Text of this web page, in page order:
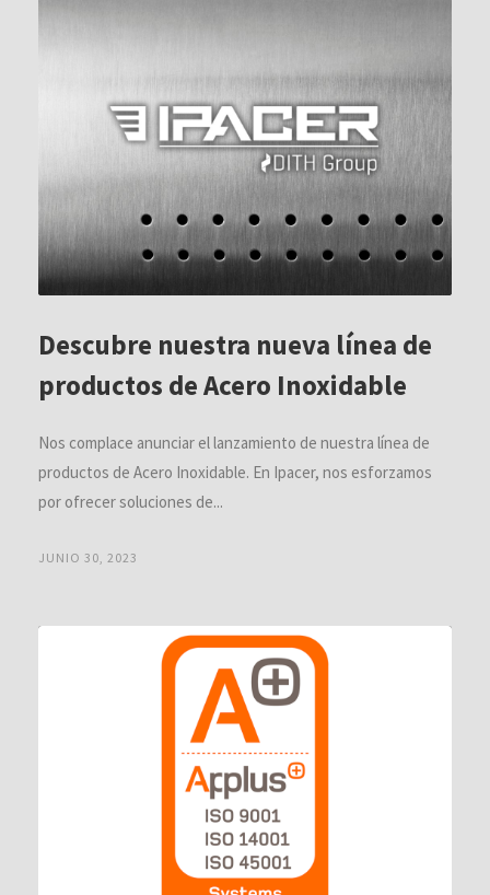
Descubre nuestra nueva línea de
productos de Acero Inoxidable
Nos complace anunciar el lanzamiento de nuestra línea de
productos de Acero Inoxidable. En Ipacer, nos esforzamos
por ofrecer soluciones de...
JUNIO 30, 2023